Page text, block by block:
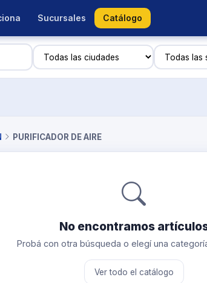
Sucursales Catálogo
PURIFICADOR DE AIRE
No encontramos
Probá con otra búsqueda o elegí una
Ver todo el catálogo